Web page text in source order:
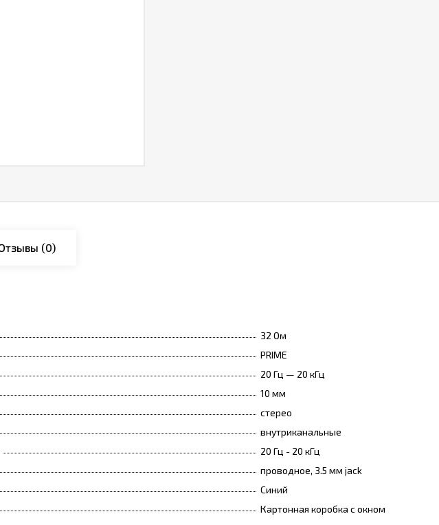
(0)
32 Ом
PRIME
20 Гц — 20 кГц
10 мм
стерео
внутриканальные
20 Гц - 20 кГц
проводное, 3.5 мм jack
Синий
Картонная коробка с окном